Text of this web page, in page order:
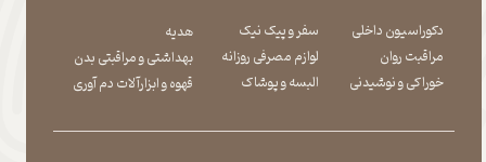
دکوراسیون داخلی
مراقبت روان
​​​​​​​خوراکی و نوشیدنی
سفر و پیک نیک
لوازم مصرفی روزانه
​​​​​​​البسه و پوشاک
هدیه
بهداشتی و مراقبتی بدن
​​​​​​​قهوه و ابزارآلات دم آوری